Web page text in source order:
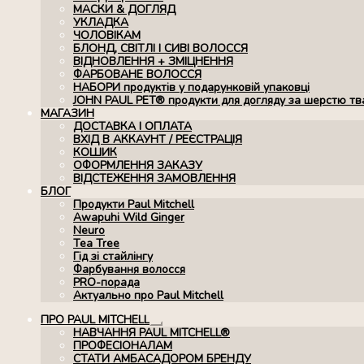
МАСКИ & ДОГЛЯД
УКЛАДКА
ЧОЛОВІКАМ
БЛОНД, СВІТЛІ І СИВІ ВОЛОССЯ
ВІДНОВЛЕННЯ + ЗМІЦНЕННЯ
ФАРБОВАНЕ ВОЛОССЯ
НАБОРИ продуктів у подарунковій упаковці
JOHN PAUL PET® продукти для догляду за шерстю
МАГАЗИН
ДОСТАВКА І ОПЛАТА
ВХІД В АККАУНТ / РЕЄСТРАЦІЯ
КОШИК
ОФОРМЛЕННЯ ЗАКАЗУ
ВІДСТЕЖЕННЯ ЗАМОВЛЕННЯ
БЛОГ
Продукти Paul Mitchell
Awapuhi Wild Ginger
Neuro
Tea Tree
Гід зі стайлінгу
Фарбування волосся
PRO-порада
Актуально про Paul Mitchell
ПРО PAUL MITCHELL
Розгорнуте
вкладене
меню
НАВЧАННЯ PAUL MITCHELL®
ПРОФЕСІОНАЛАМ
СТАТИ АМБАСАДОРОМ БРЕНДУ